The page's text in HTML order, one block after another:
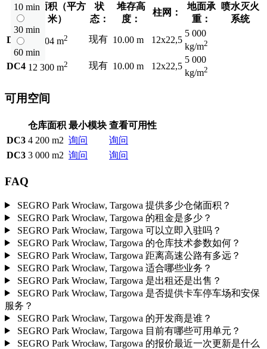
10 min
30 min
60 min
总面积（平方
米）
状
态：
堆存高
度：
柱网：
地面承
重：
喷水灭火
系统
DC3 24 404 m2 现有 10.00 m 12x22,5
5 000
kg/m2
DC4 12 300 m2 现有 10.00 m 12x22,5
5 000
kg/m2
可用空间
仓库面积 最小模块 查看可用性
DC3 4 200 m2 询问
询问
DC3 3 000 m2 询问 询问
FAQ
SEGRO Park Wrocław, Targowa 提供多少仓储面积？
SEGRO Park Wrocław, Targowa 的租金是多少？
SEGRO Park Wrocław, Targowa 可以立即入驻吗？
SEGRO Park Wrocław, Targowa 的仓库技术参数如何？
SEGRO Park Wrocław, Targowa 距离高速公路有多远？
SEGRO Park Wrocław, Targowa 适合哪些业务？
SEGRO Park Wrocław, Targowa 是出租还是出售？
SEGRO Park Wrocław, Targowa 是否提供卡车停车场和安保
服务？
SEGRO Park Wrocław, Targowa 的开发商是谁？
SEGRO Park Wrocław, Targowa 目前有哪些可用单元？
SEGRO Park Wrocław, Targowa 的报价最近一次更新是什么